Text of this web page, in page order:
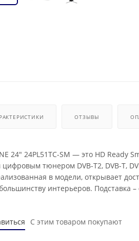
ОТЗЫВЫ
24" 24PL51TC-SM — это HD
цифровым тюнером DVB-T2, DVB-T,
в модели, открывает
интерьеров. Подставка –
С этим товаром покупают